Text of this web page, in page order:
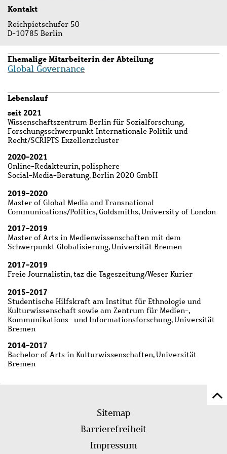
Kontakt
Reichpietschufer 50
D-10785 Berlin
Ehemalige Mitarbeiterin der Abteilung
Global Governance
Lebenslauf
seit 2021
Wissenschaftszentrum Berlin für Sozialforschung,
Forschungsschwerpunkt Internationale Politik und
Recht/SCRIPTS Exzellenzcluster
2020-2021
Online-Redakteurin, polisphere
Social-Media-Beratung, Berlin 2020 GmbH
2019-2020
Master of Global Media and Transnational
Communications/Politics, Goldsmiths, University of London
2017-2019
Master of Arts in Medienwissenschaften mit dem
Schwerpunkt Globalisierung, Universität Bremen
2017-2019
Freie Journalistin, taz die Tageszeitung/Weser Kurier
2015-2017
Studentische Hilfskraft am Institut für Ethnologie und
Kulturwissenschaft sowie am Zentrum für Medien-,
Kommunikations- und Informationsforschung, Universität
Bremen
2014-2017
Bachelor of Arts in Kulturwissenschaften, Universität
Bremen
Fußleistenmenü
Sitemap
Barrierefreiheit
Impressum